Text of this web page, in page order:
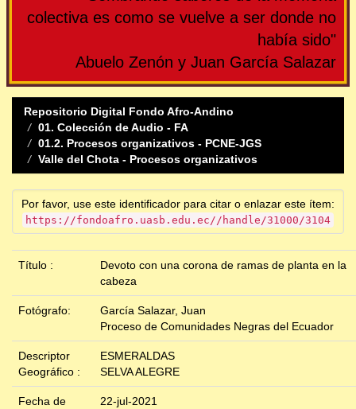
colectiva es como se vuelve a ser donde no
había sido"
Abuelo Zenón y Juan García Salazar
Repositorio Digital Fondo Afro-Andino
01. Colección de Audio - FA
01.2. Procesos organizativos - PCNE-JGS
Valle del Chota - Procesos organizativos
Por favor, use este identificador para citar o enlazar este ítem:
https://fondoafro.uasb.edu.ec//handle/31000/3104
Título :
Devoto con una corona de ramas de planta en la
cabeza
Fotógrafo:
García Salazar, Juan
Proceso de Comunidades Negras del Ecuador
Descriptor
Geográfico :
ESMERALDAS
SELVA ALEGRE
Fecha de
22-jul-2021